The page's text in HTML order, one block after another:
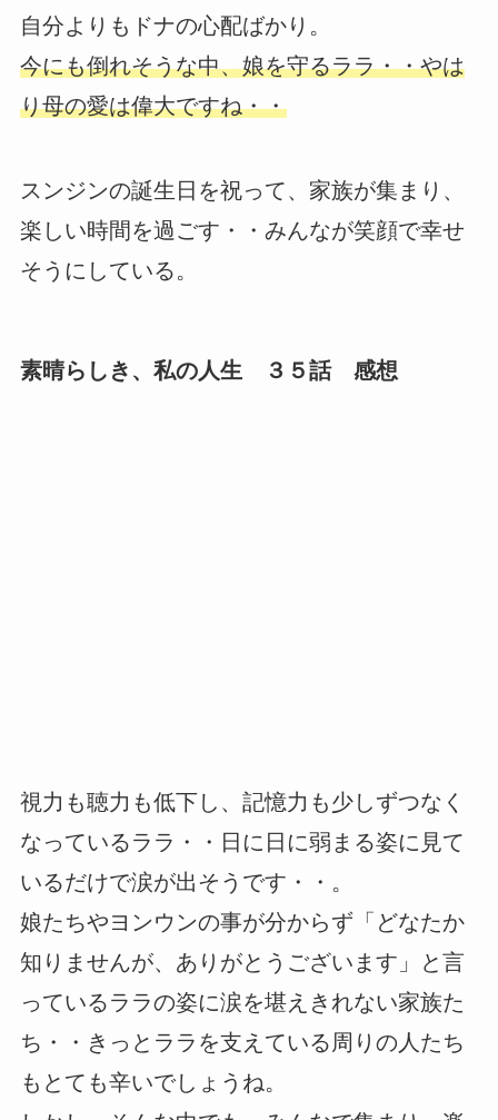
自分よりもドナの心配ばかり。
今にも倒れそうな中、娘を守るララ・・やは
り母の愛は偉大ですね・・
スンジンの誕生日を祝って、家族が集まり、
楽しい時間を過ごす・・みんなが笑顔で幸せ
そうにしている。
素晴らしき、私の人生 ３５話 感想
視力も聴力も低下し、記憶力も少しずつなく
なっているララ・・日に日に弱まる姿に見て
いるだけで涙が出そうです・・。
娘たちやヨンウンの事が分からず「どなたか
知りませんが、ありがとうございます」と言
っているララの姿に涙を堪えきれない家族た
ち・・きっとララを支えている周りの人たち
もとても辛いでしょうね。